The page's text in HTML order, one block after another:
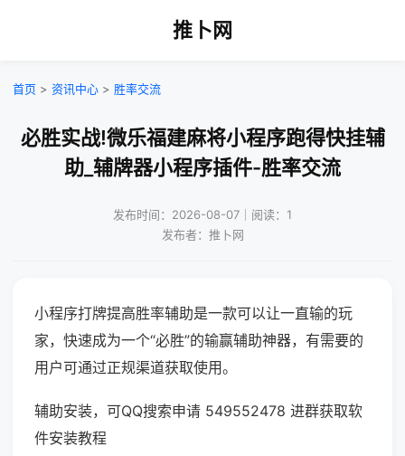
推卜网
首页 > 资讯中心 > 胜率交流
必胜实战!微乐福建麻将小程序跑得快挂辅
助_辅牌器小程序插件-胜率交流
发布时间：2026-08-07｜阅读：1
发布者：推卜网
小程序打牌提高胜率辅助是一款可以让一直输的玩
家，快速成为一个“必胜”的输赢辅助神器，有需要的
用户可通过正规渠道获取使用。
辅助安装，可QQ搜索申请 549552478 进群获取软
件安装教程